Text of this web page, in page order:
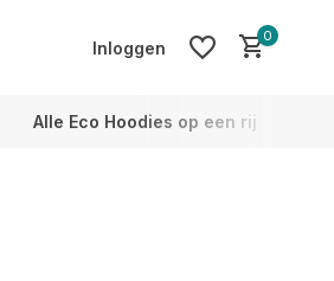
Inloggen
0
Alle Eco Hoodies op een rij